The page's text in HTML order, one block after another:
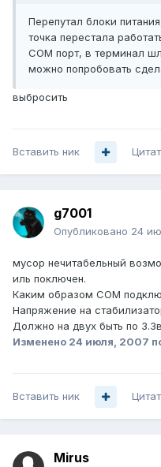
Перепутал блоки
точка перестала
COM порт, в терминал
можно попробовать
выбросить
Вставить ник
g7001
Опубликовано 24
мусор нечитабельный
иль поключен.
Каким образом COM
Напряжение на
Должно на двух быть по
Изменено 24 июля, 2007
Вставить ник
Mirus